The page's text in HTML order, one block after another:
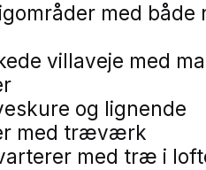
med både
villaveje med
og lignende
med træværk
med træ i